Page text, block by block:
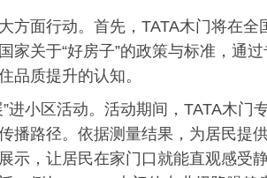
方面行动。首先，TATA木门将在
家关于“好房子”的政策与标准，通
品质提升的认知。
进小区活动。活动期间，TATA木
播路径。依据测量结果，为居民提
示，让居民在家门口就能直观感受